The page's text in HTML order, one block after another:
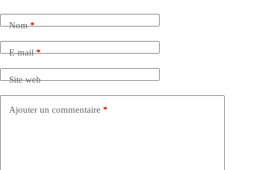
Nom*
E-mail*
Site web
Ajouter un commentaire *